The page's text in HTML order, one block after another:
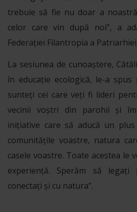
trebuie să fie nu doar a
celor care vin după noi”, a
Federației Filantropia a
La sesiunea de cunoaștere,
în educație ecologică, le-a spus
sunteți cei care veți fi lideri
vecinii voștri din parohii și
inițiative care să aducă un
comunitățile voastre, natura
casele voastre. Toate acestea le
experiență. Sperăm să
conectați și cu natura”.